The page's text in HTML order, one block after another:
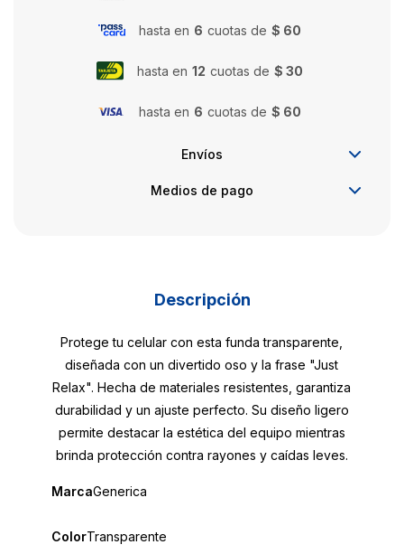
hasta en 6 cuotas de $ 60
hasta en 12 cuotas de $ 30
hasta en 6 cuotas de $ 60
Envíos
Medios de pago
Descripción
Protege tu celular con esta funda transparente,
diseñada con un divertido oso y la frase "Just
Relax". Hecha de materiales resistentes, garantiza
durabilidad y un ajuste perfecto. Su diseño ligero
permite destacar la estética del equipo mientras
brinda protección contra rayones y caídas leves.
MarcaGenerica
ColorTransparente